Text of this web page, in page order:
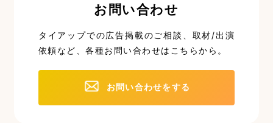
お問い合わせ
タイアップでの広告掲載のご相談、取材/出演
依頼など、各種お問い合わせはこちらから。
お問い合わせをする